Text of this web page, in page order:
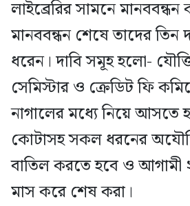
লাইব্রেরির সামনে মানববন্ধন
মানববন্ধন শেষে তাদের তিন
ধরেন। দাবি সমূহ হলো-
সেমিস্টার ও ক্রেডিট ফি
নাগালের মধ্যে নিয়ে আসতে
কোটাসহ সকল ধরনের
বাতিল করতে হবে ও আগামী
মাস করে শেষ করা।